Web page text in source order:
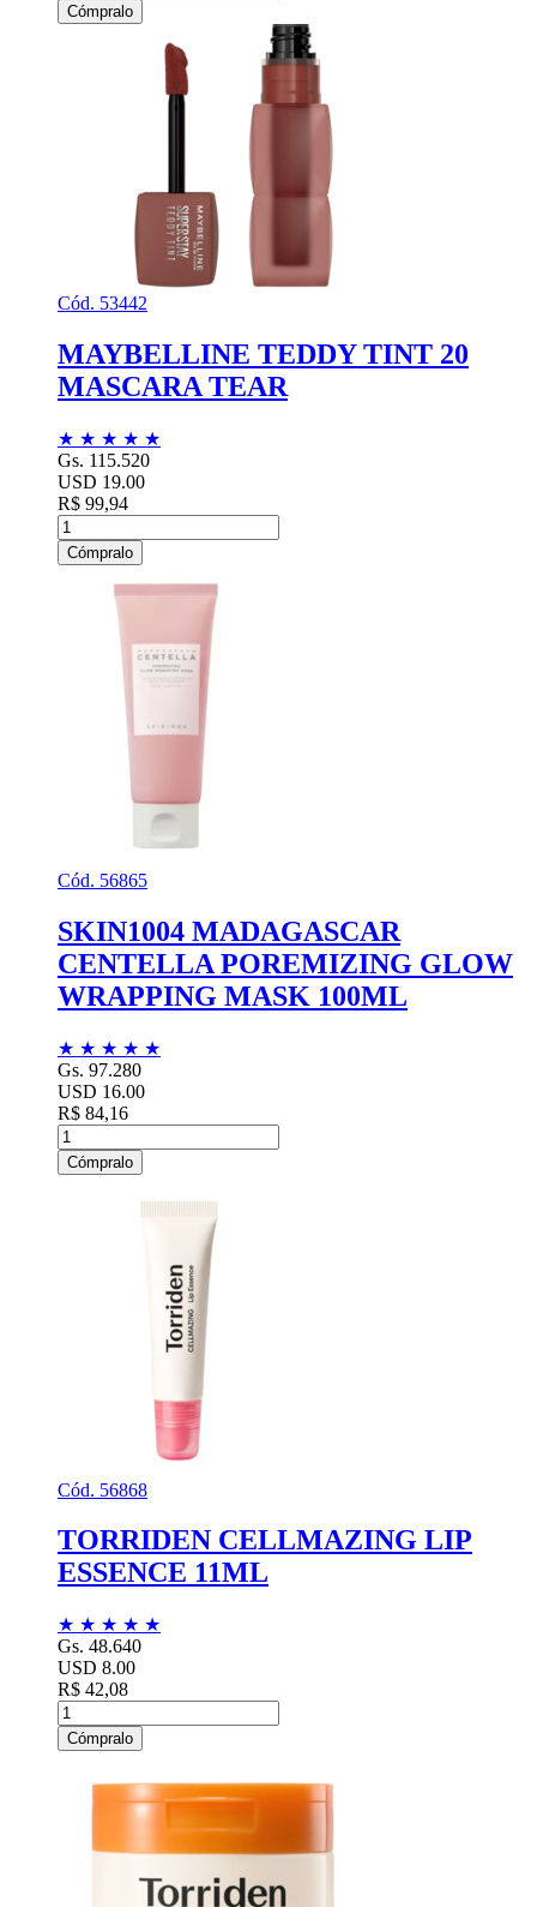
Cómpralo
Cód. 53442
MAYBELLINE TEDDY TINT 20
MASCARA TEAR
★ ★ ★ ★ ★
Gs. 115.520
USD 19.00
R$ 99,94
Cómpralo
Cód. 56865
SKIN1004 MADAGASCAR
CENTELLA POREMIZING GLOW
WRAPPING MASK 100ML
★ ★ ★ ★ ★
Gs. 97.280
USD 16.00
R$ 84,16
Cómpralo
Cód. 56868
TORRIDEN CELLMAZING LIP
ESSENCE 11ML
★ ★ ★ ★ ★
Gs. 48.640
USD 8.00
R$ 42,08
Cómpralo